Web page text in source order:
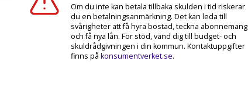
Om du inte kan betala tillbaka skulden i tid riskerar
du en betalningsanmärkning. Det kan leda till
svårigheter att få hyra bostad, teckna abonnemang
och få nya lån. För stöd, vänd dig till budget- och
skuldrådgivningen i din kommun. Kontaktuppgifter
finns på konsumentverket.se.